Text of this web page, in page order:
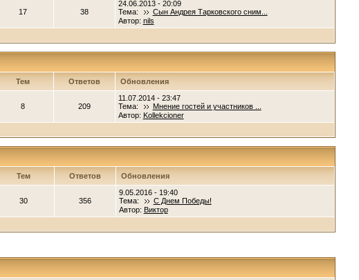
17 38
24.06.2013 - 20:09
Тема:
Сын Андрея Тарковского сним...
Автор: nils
Тем Ответов Обновления
8 209
11.07.2014 - 23:47
Тема:
Мнение гостей и участников ...
Автор: Kollekcioner
Тем Ответов Обновления
30 356
9.05.2016 - 19:40
Тема:
С Днем Победы!
Автор: Виктор